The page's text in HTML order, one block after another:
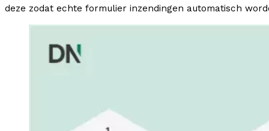
deze zodat echte formulier inzendingen automatisch